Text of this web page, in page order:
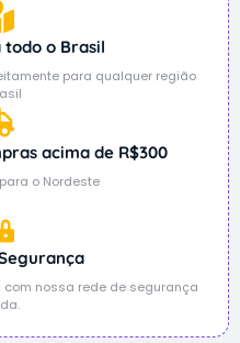
todo o Brasil
para qualquer região
acima de R$300
o Nordeste
nossa rede de segurança